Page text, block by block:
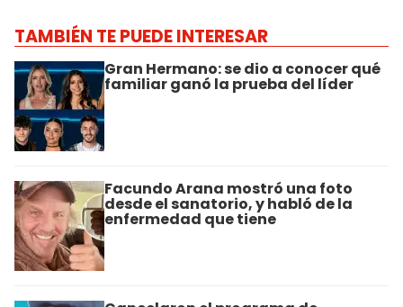
TAMBIÉN TE PUEDE INTERESAR
Gran Hermano: se dio a conocer qué
familiar ganó la prueba del líder
Facundo Arana mostró una foto
desde el sanatorio, y habló de la
enfermedad que tiene